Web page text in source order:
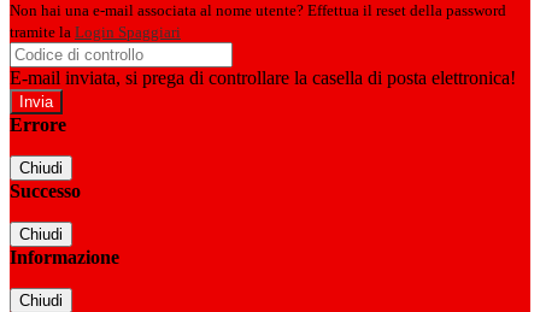
Non hai una e-mail associata al nome utente? Effettua il reset della password
tramite la Login Spaggiari
E-mail inviata, si prega di controllare la casella di posta elettronica!
Errore
Chiudi
Successo
Chiudi
Informazione
Chiudi